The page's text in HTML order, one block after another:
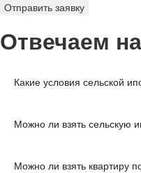
Отправить заявку
Отвечаем
Какие условия сельской
Можно ли взять сельскую
Можно ли взять квартиру